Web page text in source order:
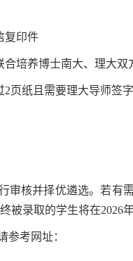
复印件
合培养博士南大、理大双
2页纸且需要理大导师签字
审核并择优遴选。若有
被录取的学生将在2026
参考网址：